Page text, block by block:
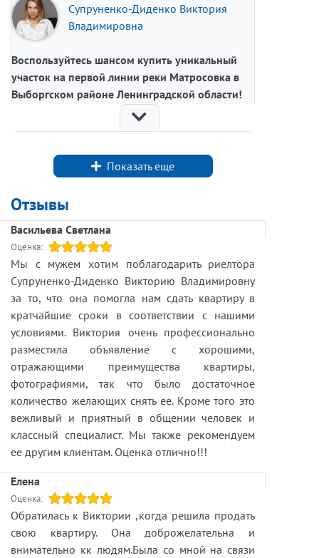
Супруненко-Диденко Виктория
Владимировна
Воспользуйтесь шансом купить уникальный
участок на первой линии реки Матросовка в
Выборгском районе Ленинградской области!
Предлагаем к покупке участок площадью 40
соток, расположенный всего в 15 км от
Выборга и 120 км от Санкт-Петербурга. Это
идеальное место для тех, кто ценит природу и
Преимущества участка:
Участок правильной прямоугольной формы, что
позволяет удобно спланировать застройку.
Категория: земли населённых пунктов , что
открывает возможности для строительства
жилого дома.
Возможность подключения электричества и
газа, что обеспечит комфортное проживание.
Участок в собственности и отмежеван, что
упрощает процесс покупки.
Участок находится на берегу реки Матросовка,
впадающей в бухту Тихая Выборгского залива.
Это отличное место для отдыха, рыбалки и
наслаждения природой.
Есть возможность приобрести еще участки в
этом живописном районе — уточняйте детали!
Показать еще
Отзывы
Васильева Светлана
Оценка:
Мы с мужем хотим поблагодарить риелтора
Супруненко-Диденко Викторию Владимировну
за то, что она помогла нам сдать квартиру в
кратчайшие сроки в соответствии с нашими
условиями. Виктория очень профессионально
разместила объявление с хорошими,
отражающими преимущества квартиры,
фотографиями, так что было достаточное
количество желающих снять ее. Кроме того это
вежливый и приятный в общении человек и
классный специалист. Мы также рекомендуем
ее другим клиентам. Оценка отлично!!!
Елена
Оценка:
Обратилась к Виктории ,когда решила продать
свою квартиру. Она доброжелательна и
внимательно кк людям.Была со мной на связи